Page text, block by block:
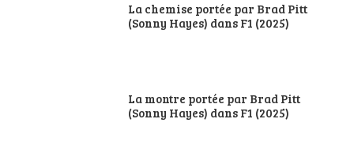
La chemise portée par Brad Pitt
(Sonny Hayes) dans F1 (2025)
La montre portée par Brad Pitt
(Sonny Hayes) dans F1 (2025)